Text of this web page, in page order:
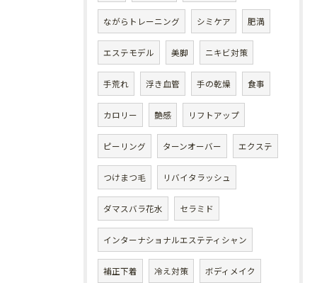
ながらトレーニング シミケア 肥満
エステモデル 美脚 ニキビ対策
手荒れ 浮き血管 手の乾燥 食事
カロリー 艶感 リフトアップ
ピーリング ターンオーバー エクステ
つけまつ毛 リバイタラッシュ
ダマスバラ花水 セラミド
インターナショナルエステティシャン
補正下着 冷え対策 ボディメイク